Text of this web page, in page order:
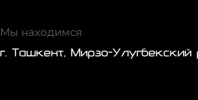
Мы находимся
г. Ташкент, Мирзо-